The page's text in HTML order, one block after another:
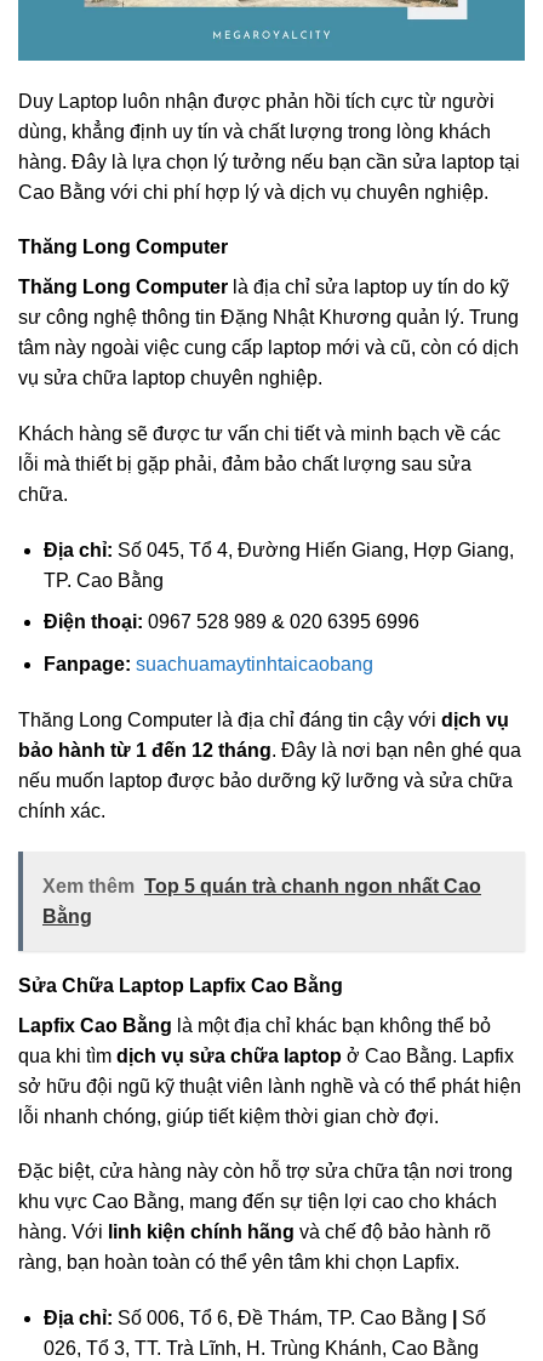
Duy Laptop luôn nhận được phản hồi tích cực từ người
dùng, khẳng định uy tín và chất lượng trong lòng khách
hàng. Đây là lựa chọn lý tưởng nếu bạn cần sửa laptop tại
Cao Bằng với chi phí hợp lý và dịch vụ chuyên nghiệp.
Thăng Long Computer
Thăng Long Computer là địa chỉ sửa laptop uy tín do kỹ
sư công nghệ thông tin Đặng Nhật Khương quản lý. Trung
tâm này ngoài việc cung cấp laptop mới và cũ, còn có dịch
vụ sửa chữa laptop chuyên nghiệp.
Khách hàng sẽ được tư vấn chi tiết và minh bạch về các
lỗi mà thiết bị gặp phải, đảm bảo chất lượng sau sửa
chữa.
Địa chỉ: Số 045, Tổ 4, Đường Hiến Giang, Hợp Giang,
TP. Cao Bằng
Điện thoại: 0967 528 989 & 020 6395 6996
Fanpage: suachuamaytinhtaicaobang
Thăng Long Computer là địa chỉ đáng tin cậy với dịch vụ
bảo hành từ 1 đến 12 tháng. Đây là nơi bạn nên ghé qua
nếu muốn laptop được bảo dưỡng kỹ lưỡng và sửa chữa
chính xác.
Xem thêm Top 5 quán trà chanh ngon nhất Cao
Bằng
Sửa Chữa Laptop Lapfix Cao Bằng
Lapfix Cao Bằng là một địa chỉ khác bạn không thể bỏ
qua khi tìm dịch vụ sửa chữa laptop ở Cao Bằng. Lapfix
sở hữu đội ngũ kỹ thuật viên lành nghề và có thể phát hiện
lỗi nhanh chóng, giúp tiết kiệm thời gian chờ đợi.
Đặc biệt, cửa hàng này còn hỗ trợ sửa chữa tận nơi trong
khu vực Cao Bằng, mang đến sự tiện lợi cao cho khách
hàng. Với linh kiện chính hãng và chế độ bảo hành rõ
ràng, bạn hoàn toàn có thể yên tâm khi chọn Lapfix.
Địa chỉ: Số 006, Tổ 6, Đề Thám, TP. Cao Bằng
Số
026, Tổ 3, TT. Trà Lĩnh, H. Trùng Khánh, Cao Bằng